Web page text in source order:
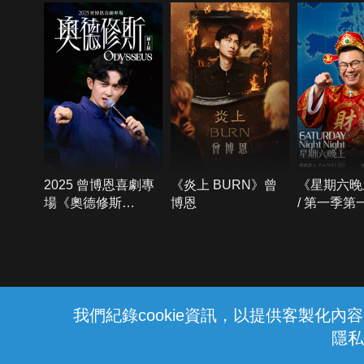
我們紀錄cookie資訊，以提供客製化內
隱
2025 曾博恩喜劇專
場《奧德修斯
《炎上 BURN》曾
博恩
《星期六
/ 第一季第